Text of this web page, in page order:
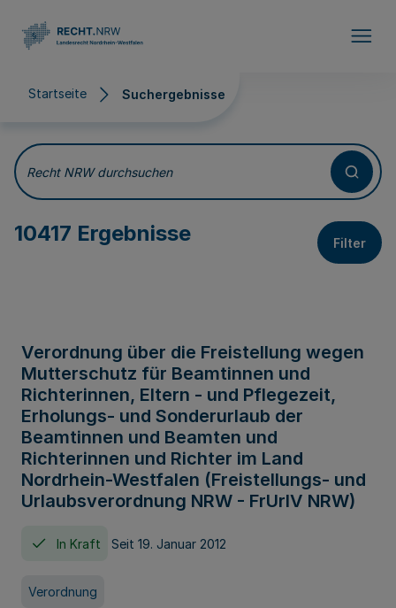
Startseite Suchergebnisse
Suchergebnisse
Recht NRW durchsuchen
10417 Ergebnisse Filter
Verordnung über die Freistellung wegen
Mutterschutz für Beamtinnen und
Richterinnen, Eltern - und Pflegezeit,
Erholungs- und Sonderurlaub der
Beamtinnen und Beamten und
Richterinnen und Richter im Land
Nordrhein-Westfalen (Freistellungs- und
Urlaubsverordnung NRW - FrUrlV NRW)
In Kraft Seit 19. Januar 2012
Verordnung